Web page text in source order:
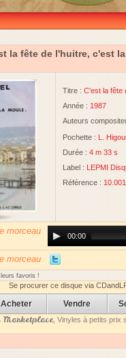
la fête de l'huitre, c'est
Titre : C'est la fête
Année : 1987
Auteurs
Pochette : L.
Durée : 4 m 33 s
Label : LEPMI
Référence : 10.001
morceau
Player00:00
morceau
favoris !
Se procurer ce disque via
Acheter Vendre
Marketplace, Vinyles à petits prix